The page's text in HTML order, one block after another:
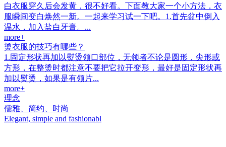
白衣服穿久后会发黄，很不好看。下面教大家一个小方法，衣
服瞬间变白焕然一新。一起来学习试一下吧。1.首先盆中倒入
温水，加入盐白牙膏。...
more+
烫衣服的技巧有哪些？
1.固定形状再加以熨烫领口部位，无领者不论是圆形，尖形或
方形，在整烫时都注意不要把它拉开变形，最好是固定形状再
加以熨烫，如果是有领片...
more+
理念
儒雅、简约、时尚
Elegant, simple and fashionabl